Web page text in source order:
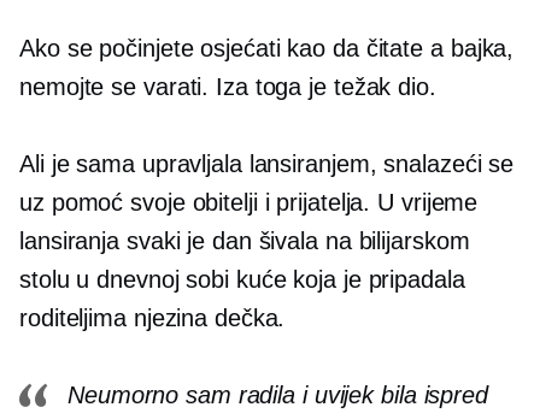
Ako se počinjete osjećati kao da čitate a bajka,
nemojte se varati. Iza toga je težak dio.
Ali je sama upravljala lansiranjem, snalazeći se
uz pomoć svoje obitelji i prijatelja. U vrijeme
lansiranja svaki je dan šivala na bilijarskom
stolu u dnevnoj sobi kuće koja je pripadala
roditeljima njezina dečka.
Neumorno sam radila i uvijek bila ispred